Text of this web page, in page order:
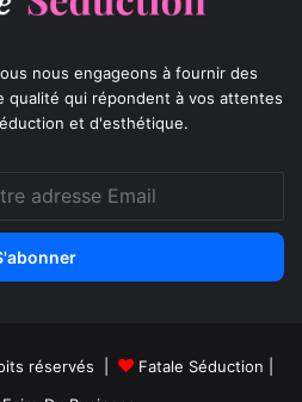
nous engageons à fournir des
qualité qui répondent à vos attentes
et d'esthétique.
réservés | Fatale Séduction